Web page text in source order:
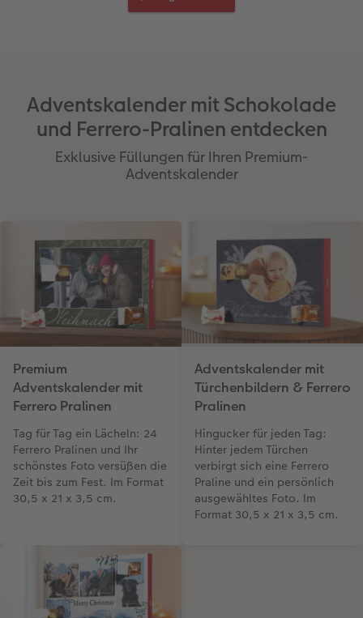
Adventskalender mit Schokolade
und Ferrero-Pralinen entdecken
Exklusive Füllungen für Ihren Premium-
Adventskalender
Premium
Adventskalender mit
Ferrero Pralinen
Tag für Tag ein Lächeln: 24
Ferrero Pralinen und Ihr
schönstes Foto versüßen die
Zeit bis zum Fest. Im Format
30,5 x 21 x 3,5 cm.
Adventskalender mit
Türchenbildern & Ferrero
Pralinen
Hingucker für jeden Tag:
Hinter jedem Türchen
verbirgt sich eine Ferrero
Praline und ein persönlich
ausgewähltes Foto. Im
Format 30,5 x 21 x 3,5 cm.